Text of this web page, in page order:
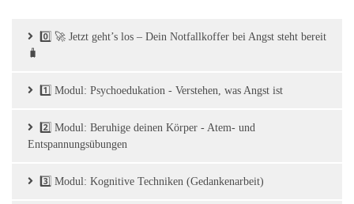
0️⃣ 🚀 Jetzt geht’s los – Dein Notfallkoffer bei Angst steht bereit
🧳
1️⃣ Modul: Psychoedukation - Verstehen, was Angst ist
2️⃣ Modul: Beruhige deinen Körper - Atem- und
Entspannungsübungen
3️⃣ Modul: Kognitive Techniken (Gedankenarbeit)